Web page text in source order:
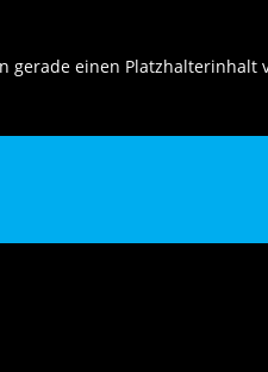
gerade einen Platzhalterinhalt